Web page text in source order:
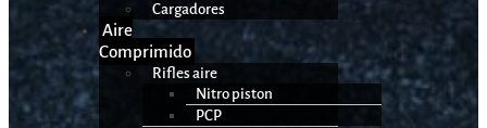
Cargadores
Aire
Comprimido
Rifles aire
Nitro piston
PCP